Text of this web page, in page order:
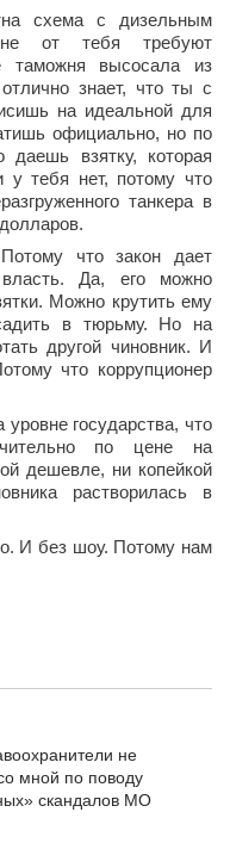
схема с дизельным
от тебя требуют
таможня высосала из
знает, что ты с
на идеальной для
официально, но по
взятку, которая
у тебя нет, потому что
танкера в
что закон дает
Да, его можно
Можно крутить ему
в тюрьму. Но на
другой чиновник. И
что коррупционер
государства, что
по цене на
дешевле, ни копейкой
растворилась в
И без шоу. Потому нам
не
мной по поводу
скандалов МО